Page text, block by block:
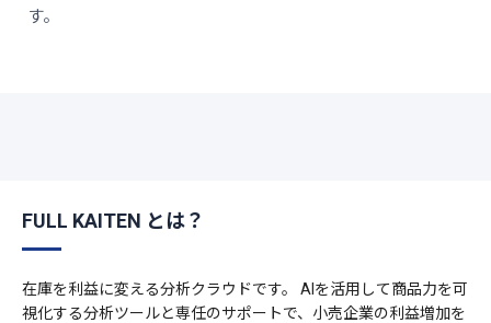
す。
FULL KAITEN とは？
在庫を利益に変える分析クラウドです。 AIを活用して商品力を可
視化する分析ツールと専任のサポートで、小売企業の利益増加を